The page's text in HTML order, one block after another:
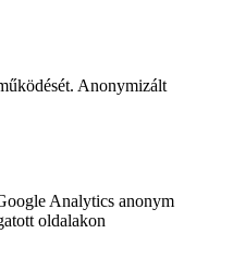
Anonymizált
Analytics anonym
oldalakon